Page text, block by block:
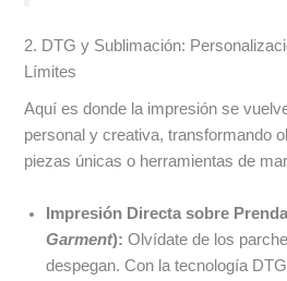
2. DTG y Sublimación:
Límites
Aquí es donde la impresión se
personal y creativa, transformando
piezas únicas o herramientas de
Impresión Directa sobre
Garment): Olvídate de los
despegan. Con la tecnología